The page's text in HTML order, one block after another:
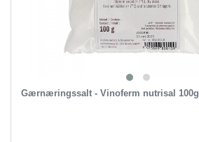
Gærnæringssalt - Vinoferm nutrisal 100g